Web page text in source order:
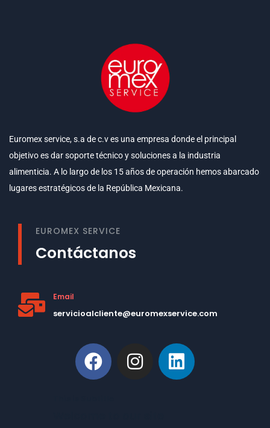
Euromex service, s.a de c.v es una empresa donde el principal
objetivo es dar soporte técnico y soluciones a la industria
alimenticia. A lo largo de los 15 años de operación hemos abarcado
lugares estratégicos de la República Mexicana.
EUROMEX SERVICE
Contáctanos
Email
servicioalcliente@euromexservice.com